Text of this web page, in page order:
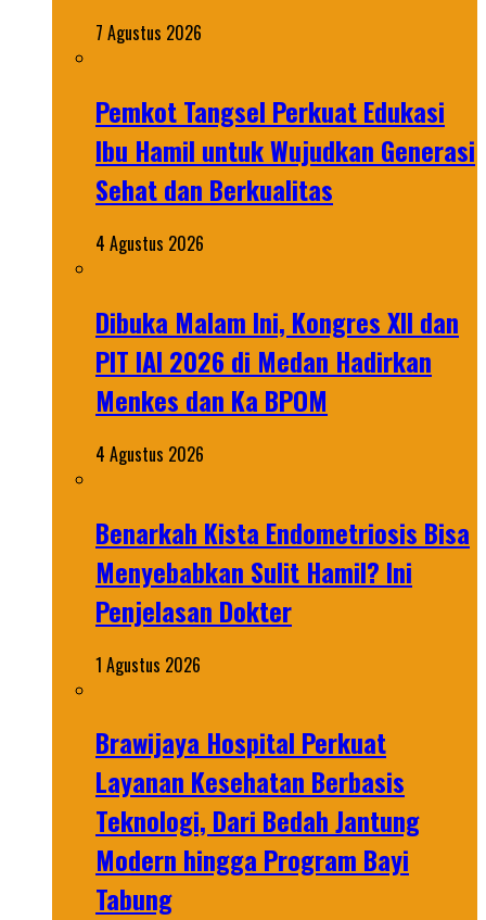
7 Agustus 2026
Pemkot Tangsel Perkuat Edukasi
Ibu Hamil untuk Wujudkan Generasi
Sehat dan Berkualitas
4 Agustus 2026
Dibuka Malam Ini, Kongres XII dan
PIT IAI 2026 di Medan Hadirkan
Menkes dan Ka BPOM
4 Agustus 2026
Benarkah Kista Endometriosis Bisa
Menyebabkan Sulit Hamil? Ini
Penjelasan Dokter
1 Agustus 2026
Brawijaya Hospital Perkuat
Layanan Kesehatan Berbasis
Teknologi, Dari Bedah Jantung
Modern hingga Program Bayi
Tabung